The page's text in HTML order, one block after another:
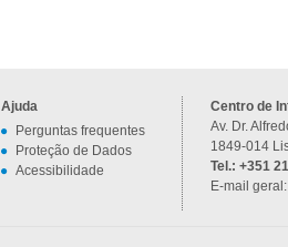
Ajuda
Perguntas frequentes
Proteção de Dados
Acessibilidade
Centro de
Av. Dr.
1849-014
Tel.: +351
E-mail geral: